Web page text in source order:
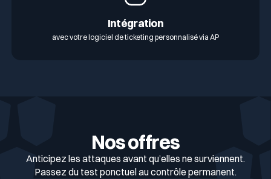
Intégration
avec votre logiciel de ticketing personnalisé via AP
Nos offres
Anticipez les attaques avant qu’elles ne surviennent.
Passez du test ponctuel au contrôle permanent.